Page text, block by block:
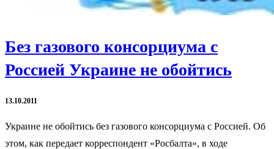
Без газового консорциума с
Россией Украине не обойтись
13.10.2011
Украине не обойтись без газового консорциума с Россией. Об
этом, как передает корреспондент «Росбалта», в ходе